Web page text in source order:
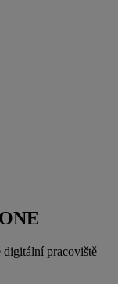
digitální pracoviště